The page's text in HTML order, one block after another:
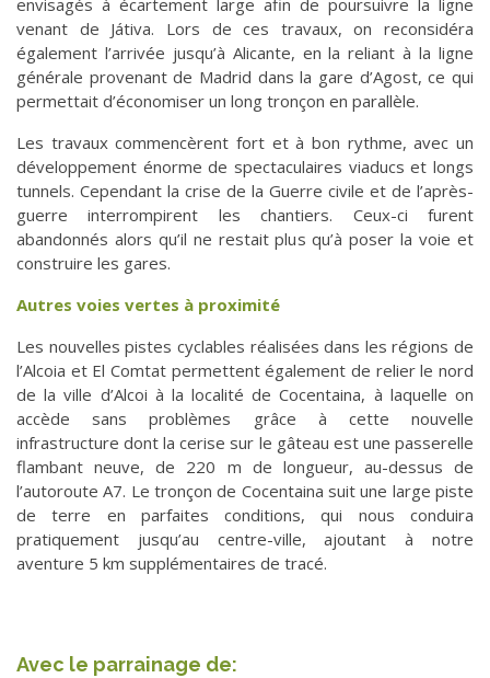
envisagés à écartement large afin de poursuivre la ligne
venant de Játiva. Lors de ces travaux, on reconsidéra
également l’arrivée jusqu’à Alicante, en la reliant à la ligne
générale provenant de Madrid dans la gare d’Agost, ce qui
permettait d’économiser un long tronçon en parallèle.
Les travaux commencèrent fort et à bon rythme, avec un
développement énorme de spectaculaires viaducs et longs
tunnels. Cependant la crise de la Guerre civile et de l’après-
guerre interrompirent les chantiers. Ceux-ci furent
abandonnés alors qu’il ne restait plus qu’à poser la voie et
construire les gares.
Autres voies vertes à proximité
Les nouvelles pistes cyclables réalisées dans les régions de
l’Alcoia et El Comtat permettent également de relier le nord
de la ville d’Alcoi à la localité de Cocentaina, à laquelle on
accède sans problèmes grâce à cette nouvelle
infrastructure dont la cerise sur le gâteau est une passerelle
flambant neuve, de 220 m de longueur, au-dessus de
l’autoroute A7. Le tronçon de Cocentaina suit une large piste
de terre en parfaites conditions, qui nous conduira
pratiquement jusqu’au centre-ville, ajoutant à notre
aventure 5 km supplémentaires de tracé.
Avec le parrainage de: